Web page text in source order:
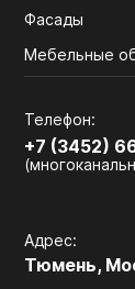
Фасады
Мебельные
Телефон:
+7 (3452)
Адрес:
Тюмень,